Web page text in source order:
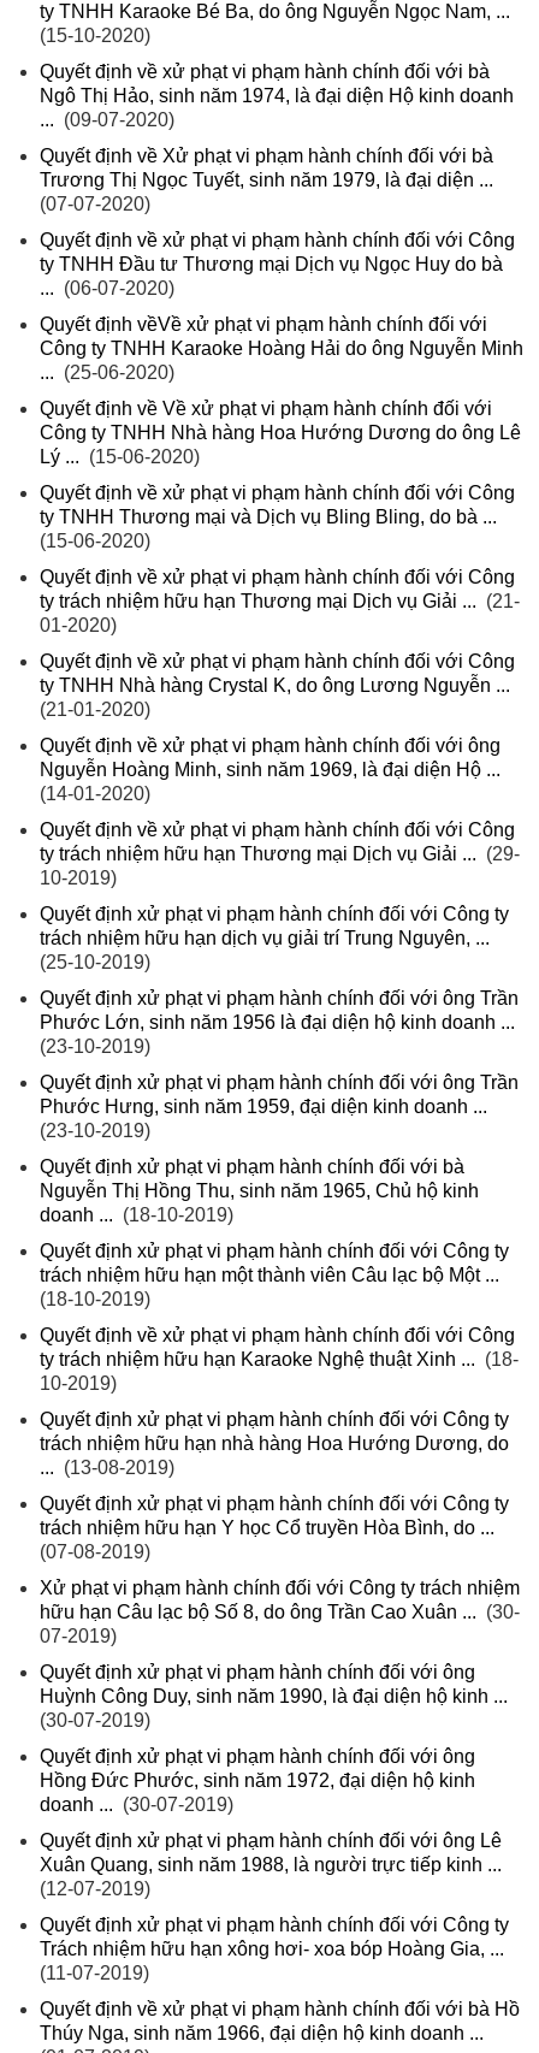
ty TNHH Karaoke Bé Ba, do ông Nguyễn Ngọc Nam, ...
(15-10-2020)
Quyết định về xử phạt vi phạm hành chính đối với bà
Ngô Thị Hảo, sinh năm 1974, là đại diện Hộ kinh doanh
... (09-07-2020)
Quyết định về Xử phạt vi phạm hành chính đối với bà
Trương Thị Ngọc Tuyết, sinh năm 1979, là đại diện ...
(07-07-2020)
Quyết định về xử phạt vi phạm hành chính đối với Công
ty TNHH Đầu tư Thương mại Dịch vụ Ngọc Huy do bà
... (06-07-2020)
Quyết định vềVề xử phạt vi phạm hành chính đối với
Công ty TNHH Karaoke Hoàng Hải do ông Nguyễn Minh
... (25-06-2020)
Quyết định về Về xử phạt vi phạm hành chính đối với
Công ty TNHH Nhà hàng Hoa Hướng Dương do ông Lê
Lý ... (15-06-2020)
Quyết định về xử phạt vi phạm hành chính đối với Công
ty TNHH Thương mại và Dịch vụ Bling Bling, do bà ...
(15-06-2020)
Quyết định về xử phạt vi phạm hành chính đối với Công
ty trách nhiệm hữu hạn Thương mại Dịch vụ Giải ... (21-
01-2020)
Quyết định về xử phạt vi phạm hành chính đối với Công
ty TNHH Nhà hàng Crystal K, do ông Lương Nguyễn ...
(21-01-2020)
Quyết định về xử phạt vi phạm hành chính đối với ông
Nguyễn Hoàng Minh, sinh năm 1969, là đại diện Hộ ...
(14-01-2020)
Quyết định về xử phạt vi phạm hành chính đối với Công
ty trách nhiệm hữu hạn Thương mại Dịch vụ Giải ... (29-
10-2019)
Quyết định xử phạt vi phạm hành chính đối với Công ty
trách nhiệm hữu hạn dịch vụ giải trí Trung Nguyên, ...
(25-10-2019)
Quyết định xử phạt vi phạm hành chính đối với ông Trần
Phước Lớn, sinh năm 1956 là đại diện hộ kinh doanh ...
(23-10-2019)
Quyết định xử phạt vi phạm hành chính đối với ông Trần
Phước Hưng, sinh năm 1959, đại diện kinh doanh ...
(23-10-2019)
Quyết định xử phạt vi phạm hành chính đối với bà
Nguyễn Thị Hồng Thu, sinh năm 1965, Chủ hộ kinh
doanh ... (18-10-2019)
Quyết định xử phạt vi phạm hành chính đối với Công ty
trách nhiệm hữu hạn một thành viên Câu lạc bộ Một ...
(18-10-2019)
Quyết định về xử phạt vi phạm hành chính đối với Công
ty trách nhiệm hữu hạn Karaoke Nghệ thuật Xinh ... (18-
10-2019)
Quyết định xử phạt vi phạm hành chính đối với Công ty
trách nhiệm hữu hạn nhà hàng Hoa Hướng Dương, do
... (13-08-2019)
Quyết định xử phạt vi phạm hành chính đối với Công ty
trách nhiệm hữu hạn Y học Cổ truyền Hòa Bình, do ...
(07-08-2019)
Xử phạt vi phạm hành chính đối với Công ty trách nhiệm
hữu hạn Câu lạc bộ Số 8, do ông Trần Cao Xuân ... (30-
07-2019)
Quyết định xử phạt vi phạm hành chính đối với ông
Huỳnh Công Duy, sinh năm 1990, là đại diện hộ kinh ...
(30-07-2019)
Quyết định xử phạt vi phạm hành chính đối với ông
Hồng Đức Phước, sinh năm 1972, đại diện hộ kinh
doanh ... (30-07-2019)
Quyết định xử phạt vi phạm hành chính đối với ông Lê
Xuân Quang, sinh năm 1988, là người trực tiếp kinh ...
(12-07-2019)
Quyết định xử phạt vi phạm hành chính đối với Công ty
Trách nhiệm hữu hạn xông hơi- xoa bóp Hoàng Gia, ...
(11-07-2019)
Quyết định về xử phạt vi phạm hành chính đối với bà Hồ
Thúy Nga, sinh năm 1966, đại diện hộ kinh doanh ...